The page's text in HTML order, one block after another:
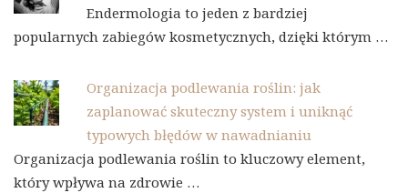
Endermologia to jeden z bardziej
popularnych zabiegów kosmetycznych, dzięki którym …
Organizacja podlewania roślin: jak
zaplanować skuteczny system i uniknąć
typowych błędów w nawadnianiu
Organizacja podlewania roślin to kluczowy element,
który wpływa na zdrowie …